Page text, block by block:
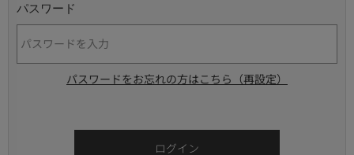
パスワード
パスワードをお忘れの方はこちら（再設定）